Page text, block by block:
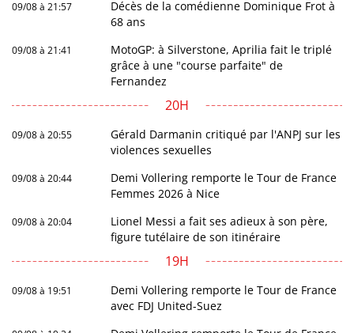
09/08 à 21:57
Décès de la comédienne Dominique Frot à
68 ans
09/08 à 21:41
MotoGP: à Silverstone, Aprilia fait le triplé
grâce à une "course parfaite" de
Fernandez
20H
09/08 à 20:55
Gérald Darmanin critiqué par l'ANPJ sur les
violences sexuelles
09/08 à 20:44
Demi Vollering remporte le Tour de France
Femmes 2026 à Nice
09/08 à 20:04
Lionel Messi a fait ses adieux à son père,
figure tutélaire de son itinéraire
19H
09/08 à 19:51
Demi Vollering remporte le Tour de France
avec FDJ United-Suez